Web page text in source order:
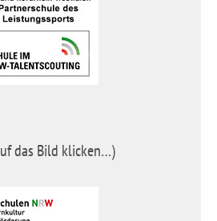
das Bild klicken…)